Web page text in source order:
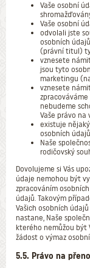
Vaše osobní
Vaše osobní
odvolali jste
osobních
(právní titul)
vznesete
jsou tyto
marketingu
vznesete
nebudeme
Vaše právo na
existuje
osobních
Naše
rodičovský
Dovolujeme si Vás
údaje nemohou být
zpracováním
údajů. Takovým
Vašich osobních
nastane, Naše
kterého nemůžou být
žádost o výmaz
5.5. Právo na